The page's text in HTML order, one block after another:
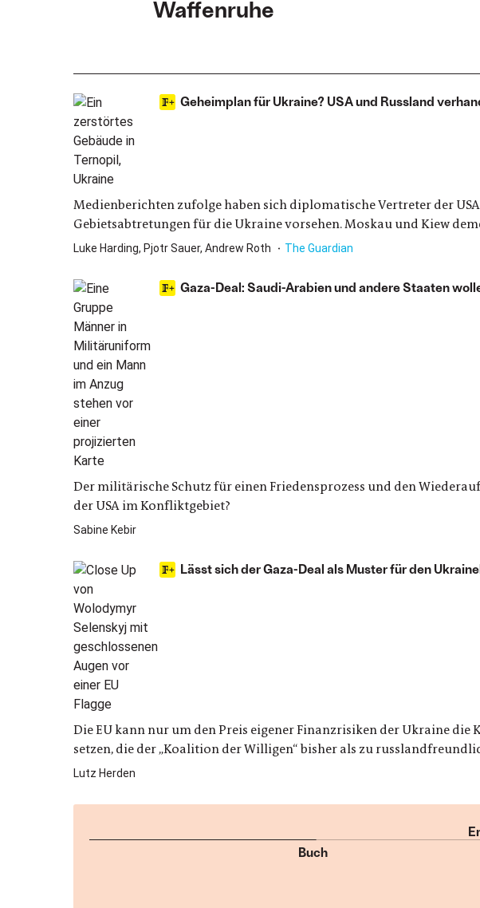
Waffenruhe
Geheimplan für Ukraine? USA und Russland
Medienberichten zufolge haben sich diplomatische Vertreter der
Gebietsabtretungen für die Ukraine vorsehen. Moskau und Kiew
Luke Harding, Pjotr Sauer, Andrew Roth The Guardian
Gaza-Deal: Saudi-Arabien und andere Staaten
Der militärische Schutz für einen Friedensprozess und den
der USA im Konfliktgebiet?
Sabine Kebir
Lässt sich der Gaza-Deal als Muster für den
Die EU kann nur um den Preis eigener Finanzrisiken der Ukraine
setzen, die der „Koalition der Willigen“ bisher als zu
Lutz Herden
Buch